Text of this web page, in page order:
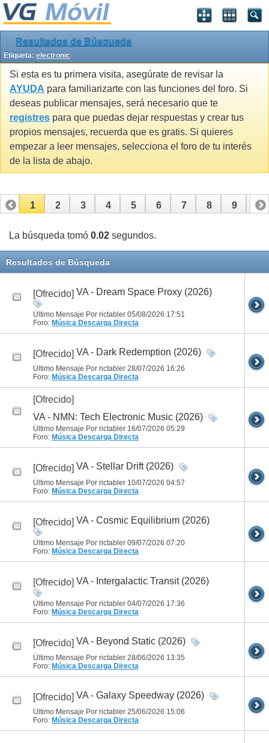
Resultados de Búsqueda
Etiqueta: electronic
Si esta es tu primera visita, asegúrate de revisar la
AYUDA para familiarizarte con las funciones del foro. Si
deseas publicar mensajes, será necesario que te
registres para que puedas dejar respuestas y crear tus
propios mensajes, recuerda que es gratis. Si quieres
empezar a leer mensajes, selecciona el foro de tu interés
de la lista de abajo.
1 2 3 4 5 6 7 8 9 10
11 12 13 14
La búsqueda tomó 0.02 segundos.
Resultados de Búsqueda
[Ofrecido] VA - Dream Space Proxy (2026)
Último Mensaje Por rictabler 05/08/2026 17:51
Foro: Música Descarga Directa
[Ofrecido] VA - Dark Redemption (2026)
Último Mensaje Por rictabler 28/07/2026 16:26
Foro: Música Descarga Directa
[Ofrecido]
VA - NMN: Tech Electronic Music (2026)
Último Mensaje Por rictabler 16/07/2026 05:29
Foro: Música Descarga Directa
[Ofrecido] VA - Stellar Drift (2026)
Último Mensaje Por rictabler 10/07/2026 04:57
Foro: Música Descarga Directa
[Ofrecido] VA - Cosmic Equilibrium (2026)
Último Mensaje Por rictabler 09/07/2026 07:20
Foro: Música Descarga Directa
[Ofrecido] VA - Intergalactic Transit (2026)
Último Mensaje Por rictabler 04/07/2026 17:36
Foro: Música Descarga Directa
[Ofrecido] VA - Beyond Static (2026)
Último Mensaje Por rictabler 28/06/2026 13:35
Foro: Música Descarga Directa
[Ofrecido] VA - Galaxy Speedway (2026)
Último Mensaje Por rictabler 25/06/2026 15:06
Foro: Música Descarga Directa